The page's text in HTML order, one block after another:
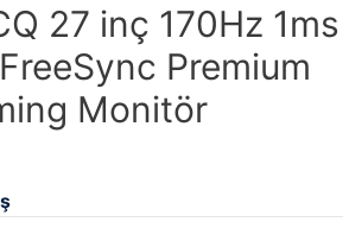
27 inç 170Hz 1ms
Premium
Monitör